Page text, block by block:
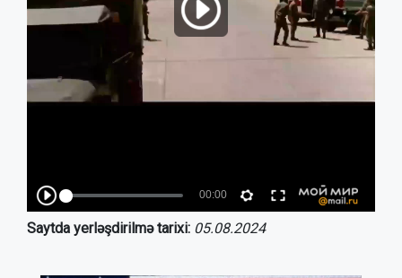
Saytda yerləşdirilmə tarixi: 05.08.2024